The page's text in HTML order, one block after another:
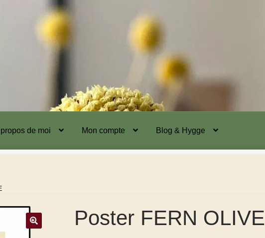
de moi Mon compte Blog & Hygge
Poster FERN OLIVE